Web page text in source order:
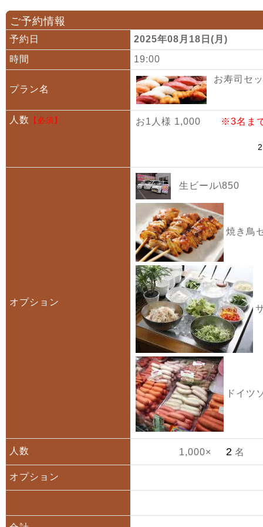
ご予約情報
予約日
2025年08月18日(月)
時間
19:00
プラン名
お寿司セ
人数 【必須】 お1人様 1,000 ※3名ま
オプション
生ビール\850
焼き鳥
ドイツ
人数 1,000× 名
オプション